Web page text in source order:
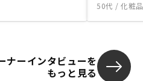
50代 / 化粧
ナーインタビューを
もっと見る